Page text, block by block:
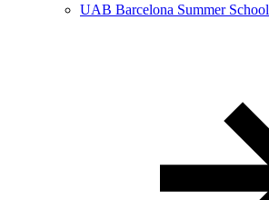
UAB Barcelona Summer School